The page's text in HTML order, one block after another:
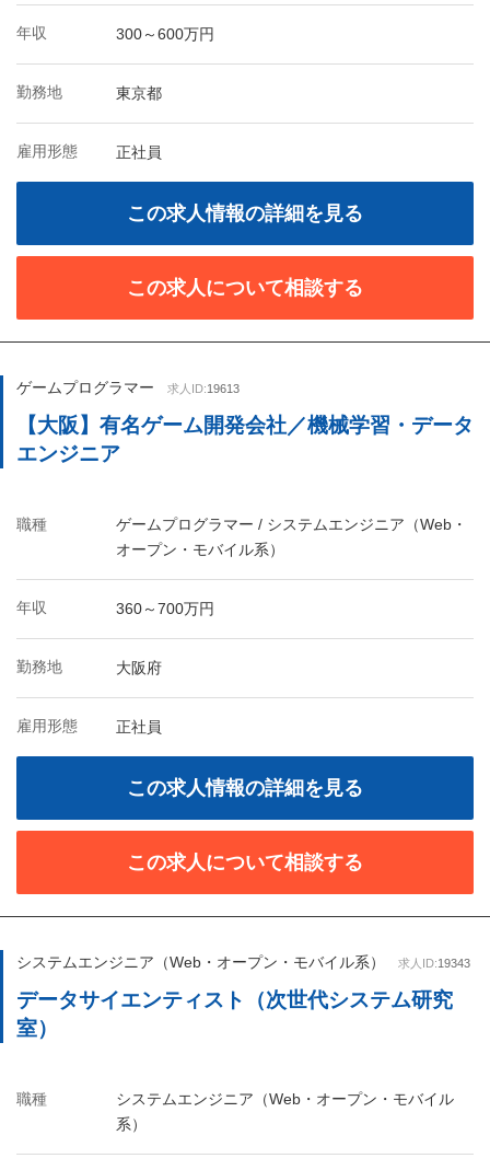
年収 300～600万円
勤務地 東京都
雇用形態 正社員
この求人情報の詳細を見る
この求人について相談する
ゲームプログラマー 求人ID:19613
【大阪】有名ゲーム開発会社／機械学習・データ
エンジニア
職種
ゲームプログラマー / システムエンジニア（Web・
オープン・モバイル系）
年収 360～700万円
勤務地 大阪府
雇用形態 正社員
この求人情報の詳細を見る
この求人について相談する
システムエンジニア（Web・オープン・モバイル系） 求人ID:19343
データサイエンティスト（次世代システム研究
室）
職種
システムエンジニア（Web・オープン・モバイル
系）